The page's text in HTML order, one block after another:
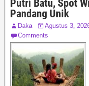
Putri Batu, Spot
Pandang Unik
Daka Agustus 3,
Comments